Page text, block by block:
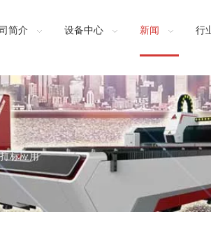
简介 设备中心 新闻 行
标应用